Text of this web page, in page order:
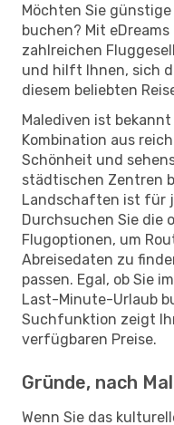
Möchten Sie
buchen? Mit
zahlreichen
und hilft Ihnen, sich
diesem beliebten
Malediven ist
Kombination aus
Schönheit und
städtischen Zentren
Landschaften ist für
Durchsuchen Sie die
Flugoptionen, um
Abreisedaten zu
passen. Egal, ob Sie
Last-Minute-Urlaub
Suchfunktion zeigt
verfügbaren Preise.
Gründe, nach
Wenn Sie das